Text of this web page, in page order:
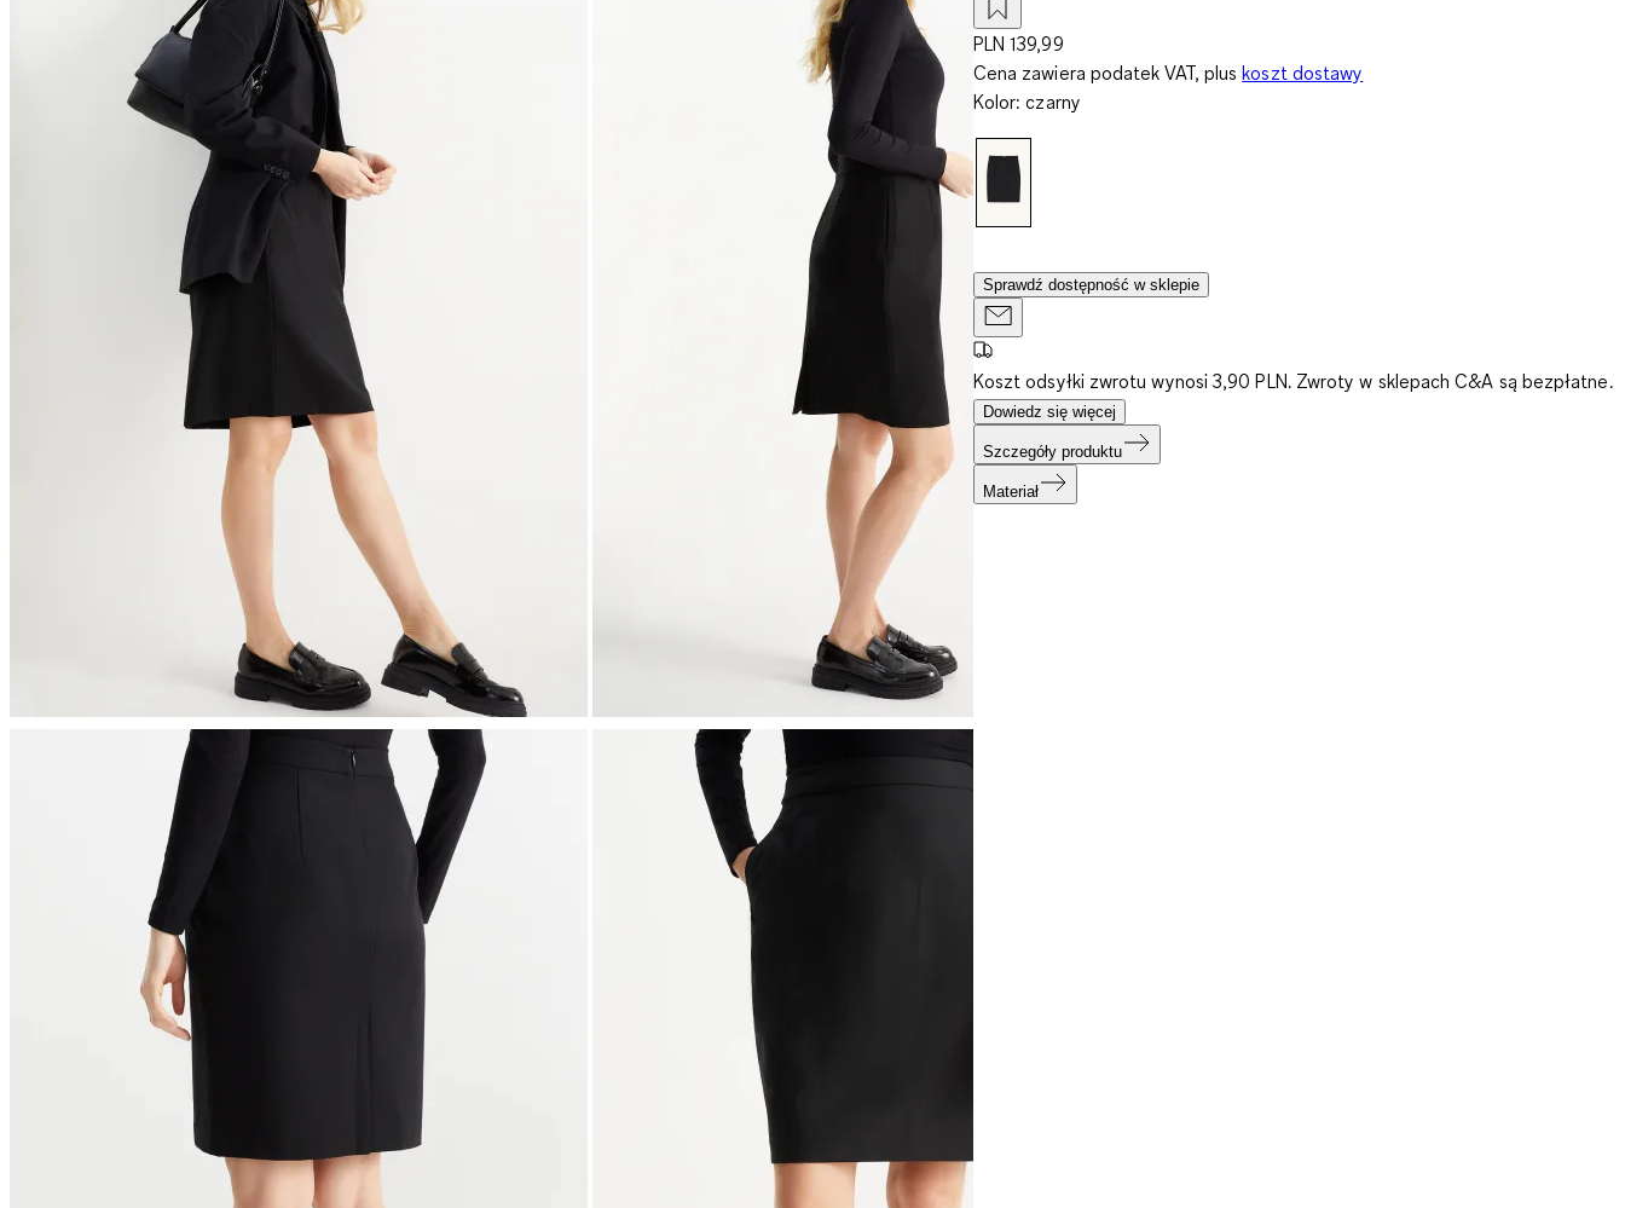
PLN 139,99
Cena zawiera podatek VAT, plus koszt dostawy
Kolor: czarny
Sprawdź dostępność w sklepie
Koszt odsyłki zwrotu wynosi 3,90 PLN. Zwroty w sklepach C&A są bezpłatne.
Dowiedz się więcej
Szczegóły produktu
Materiał